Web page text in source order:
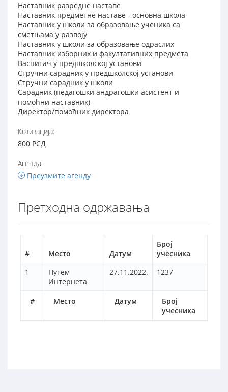
Наставник разредне наставе
Наставник предметне наставе - основна школа
Наставник у школи за образовање ученика са
сметњама у развоју
Наставник у школи за образовање одраслих
Наставник изборних и факултативних предмета
Васпитач у предшколској установи
Стручни сарадник у предшколској установи
Стручни сарадник у школи
Сарадник (педагошки андрагошки асистент и
помоћни наставник)
Директор/помоћник директора
Котизација:
800 РСД
Агенда:
Преузмите агенду
Претходна одржавања
# Место Датум
Број
учесника
# Место Датум
Број
учесника
1
Путем
Интернета
27.11.2022. 1237